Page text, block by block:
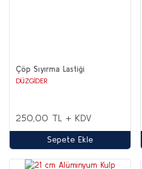
Çöp Sıyırma Lastiği
DÜZGİDER
250,00 TL + KDV
Sepete Ekle